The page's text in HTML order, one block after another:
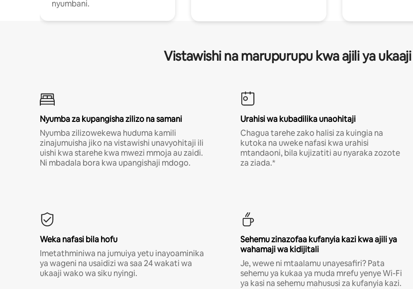
nyumbani.
Vistawishi na marupurupu kwa ajili ya
Nyumba za kupangisha zilizo na samani
Nyumba zilizowekewa huduma kamili
zinajumuisha jiko na vistawishi unavyohitaji ili
uishi kwa starehe kwa mwezi mmoja au zaidi.
Ni mbadala bora kwa upangishaji mdogo.
Urahisi wa kubadilika unaohitaji
Chagua tarehe zako halisi za kuingia na
kutoka na uweke nafasi kwa urahisi
mtandaoni, bila kujizatiti au nyaraka zozote
za ziada.*
Weka nafasi bila hofu
Imetathminiwa na jumuiya yetu inayoaminika
ya wageni na usaidizi wa saa 24 wakati wa
ukaaji wako wa siku nyingi.
Sehemu zinazofaa kufanyia kazi kwa ajili ya
wahamaji wa kidijitali
Je, wewe ni mtaalamu unayesafiri? Pata
sehemu ya kukaa ya muda mrefu yenye Wi-Fi
ya kasi na sehemu mahususi za kufanyia kazi.